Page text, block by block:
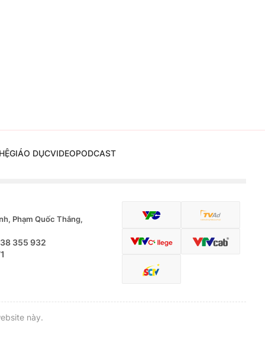
GIÁO DỤCVIDEOPODCAST
Phạm Quốc Thắng,
355 932
này.